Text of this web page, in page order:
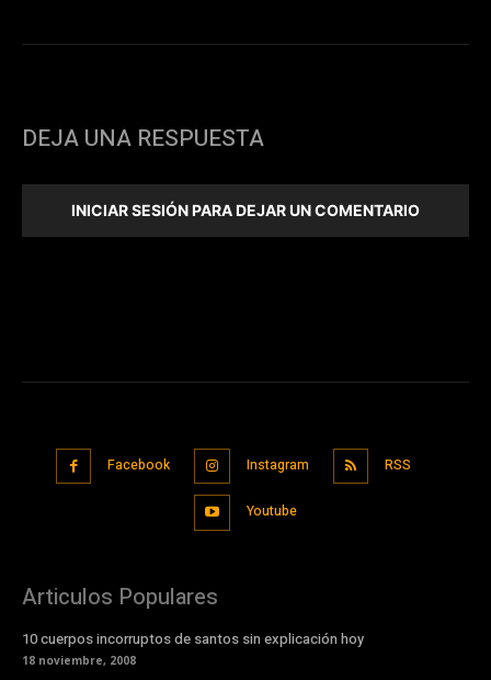
DEJA UNA RESPUESTA
INICIAR SESIÓN PARA DEJAR UN COMENTARIO
Facebook Instagram RSS
Youtube
Articulos Populares
10 cuerpos incorruptos de santos sin explicación hoy
18 noviembre, 2008